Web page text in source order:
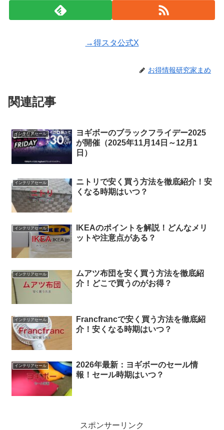
→得スタ公式X
お得情報研究家まめ
関連記事
インテリアセール
ヨギボーのブラックフライデー2025
が開催（2025年11月14日～12月1
日）
インテリアセール
ニトリで安く買う方法を徹底紹介！安
くなる時期はいつ？
インテリアセール
IKEAのポイントを解説！どんなメリ
ットや注意点がある？
インテリアセール
ムアツ布団を安く買う方法を徹底紹
介！どこで買うのがお得？
インテリアセール
Francfrancで安く買う方法を徹底紹
介！安くなる時期はいつ？
インテリアセール
2026年最新：ヨギボーのセール情
報！セール時期はいつ？
スポンサーリンク